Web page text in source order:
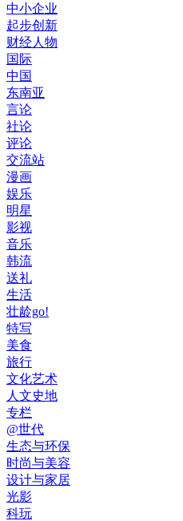
中小企业
起步创新
财经人物
国际
中国
东南亚
言论
社论
评论
交流站
漫画
娱乐
明星
影视
音乐
韩流
送礼
生活
壮龄go!
特写
美食
旅行
文化艺术
人文史地
专栏
@世代
生态与环保
时尚与美容
设计与家居
光影
科玩